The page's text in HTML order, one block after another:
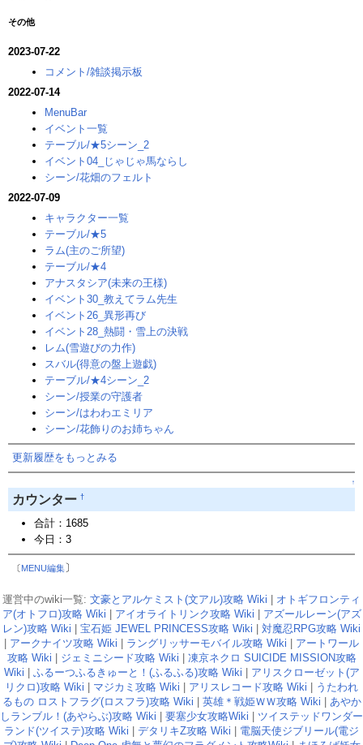
その他
2023-07-22
コメント/雑談掲示板
2022-07-14
MenuBar
イベント一覧
テーブル/★5シーン_2
イベント04_じゃじゃ馬ならし
シーン/花畑のフェルト
2022-07-09
キャラクター一覧
テーブル/★5
ラム(主のご所望)
テーブル/★4
アナスタシア(未来の王様)
イベント30_教えてラム先生
イベント26_異形再び
イベント28_熱闘・雪上の決戦
レム(雪遊びの力作)
スバル(得意の盤上遊戯)
テーブル/★4シーン_2
シーン/授業の守護者
シーン/はわわエミリア
シーン/花飾りのお姉ちゃん
更新履歴をもっとみる
↑
カウンター †
合計：1685
今日：3
〔MENU編集〕
運営中のwiki一覧: 文豪とアルケミスト(文アル)攻略 Wiki
オトギフロンティ
ア(オトフロ)攻略 Wiki
アイオライトリンク攻略 Wiki
アズールレーン(アズ
レン)攻略 Wiki
宝石姫 JEWEL PRINCESS攻略 Wiki
対魔忍RPG攻略 Wiki
アークナイツ攻略 Wiki ラングリッサーモバイル攻略 Wiki
アートワール
攻略 Wiki
ジェミニシード攻略 Wiki
凍京ネクロ SUICIDE MISSION攻略
Wiki
ふるーつふるきゅーと！(ふるふる)攻略 Wiki
アリスクローゼット(ア
リクロ)攻略 Wiki
マジカミ攻略 Wiki アリスレコード攻略 Wiki
うたわれ
るもの ロストフラグ(ロスフラ)攻略 Wiki
英雄＊戦姫ＷＷ攻略 Wiki
あやか
しランブル！(あやらぶ)攻略 Wiki
要塞少女攻略Wiki
ツイステッドワンダー
ランド(ツイステ)攻略 Wiki
デタリキZ攻略 Wiki
電脳天使ジブリール(電ジ